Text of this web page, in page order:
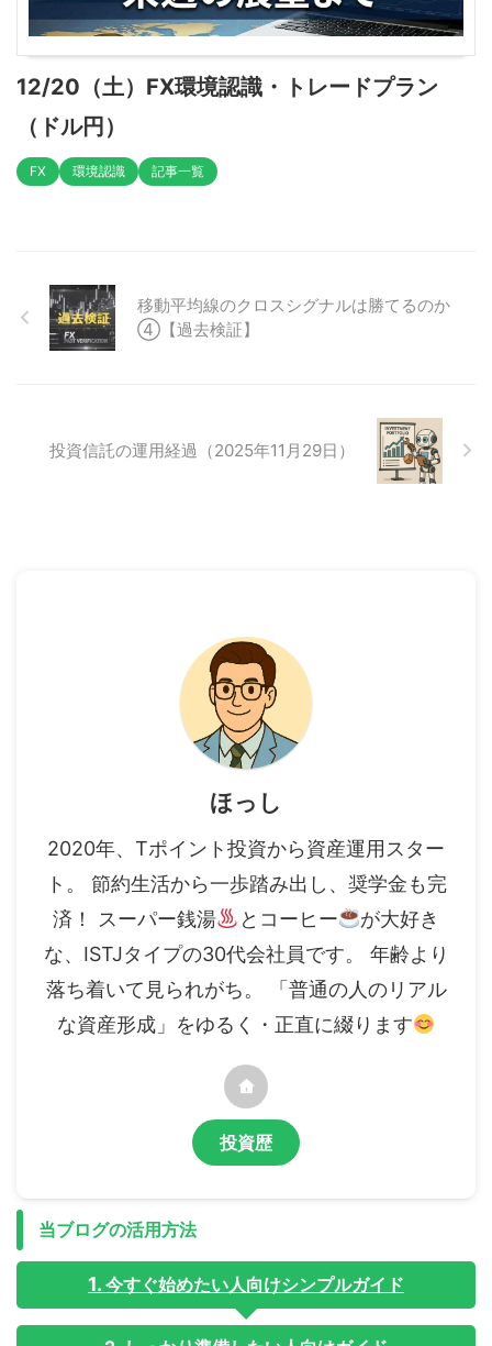
12/20（土）FX環境認識・トレードプラン
（ドル円）
FX 環境認識 記事一覧
移動平均線のクロスシグナルは勝てるのか
④【過去検証】
投資信託の運用経過（2025年11月29日）
ほっし
2020年、Tポイント投資から資産運用スター
ト。 節約生活から一歩踏み出し、奨学金も完
済！ スーパー銭湯
とコーヒー
が大好き
な、ISTJタイプの30代会社員です。 年齢より
落ち着いて見られがち。 「普通の人のリアル
な資産形成」をゆるく・正直に綴ります
投資歴
当ブログの活用方法
今すぐ始めたい人向けシンプルガイド